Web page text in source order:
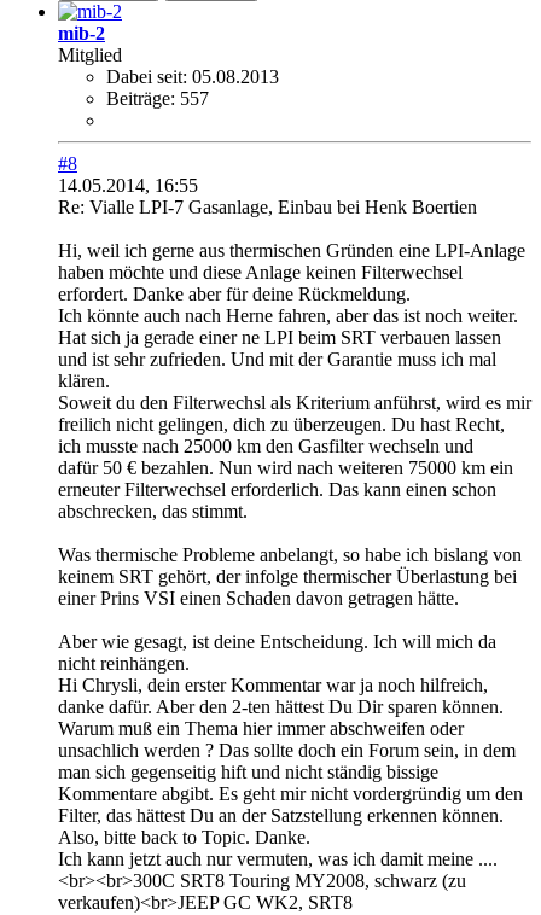
mib-2
Mitglied
Dabei seit: 05.08.2013
Beiträge: 557
#8
14.05.2014, 16:55
Re: Vialle LPI-7 Gasanlage, Einbau bei Henk Boertien
Hi, weil ich gerne aus thermischen Gründen eine LPI-Anlage
haben möchte und diese Anlage keinen Filterwechsel
erfordert. Danke aber für deine Rückmeldung.
Ich könnte auch nach Herne fahren, aber das ist noch weiter.
Hat sich ja gerade einer ne LPI beim SRT verbauen lassen
und ist sehr zufrieden. Und mit der Garantie muss ich mal
klären.
Soweit du den Filterwechsl als Kriterium anführst, wird es mir
freilich nicht gelingen, dich zu überzeugen. Du hast Recht,
ich musste nach 25000 km den Gasfilter wechseln und
dafür 50 € bezahlen. Nun wird nach weiteren 75000 km ein
erneuter Filterwechsel erforderlich. Das kann einen schon
abschrecken, das stimmt.
Was thermische Probleme anbelangt, so habe ich bislang von
keinem SRT gehört, der infolge thermischer Überlastung bei
einer Prins VSI einen Schaden davon getragen hätte.
Aber wie gesagt, ist deine Entscheidung. Ich will mich da
nicht reinhängen.
Hi Chrysli, dein erster Kommentar war ja noch hilfreich,
danke dafür. Aber den 2-ten hättest Du Dir sparen können.
Warum muß ein Thema hier immer abschweifen oder
unsachlich werden ? Das sollte doch ein Forum sein, in dem
man sich gegenseitig hift und nicht ständig bissige
Kommentare abgibt. Es geht mir nicht vordergründig um den
Filter, das hättest Du an der Satzstellung erkennen können.
Also, bitte back to Topic. Danke.
Ich kann jetzt auch nur vermuten, was ich damit meine ....
<br><br>300C SRT8 Touring MY2008, schwarz (zu
verkaufen)<br>JEEP GC WK2, SRT8